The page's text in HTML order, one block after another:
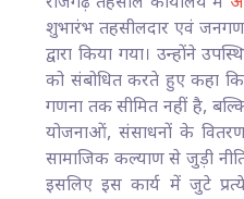
शुभारंभ तहसीलदार एवं
द्वारा किया गया। उन्होंने
को संबोधित करते हुए कहा
गणना तक सीमित नहीं है,
योजनाओं, संसाधनों के
सामाजिक कल्याण से जुड़ी
इसलिए इस कार्य में जुटे